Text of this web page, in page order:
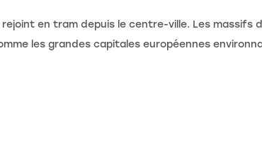
en tram depuis le centre-ville. Les massifs
les grandes capitales européennes